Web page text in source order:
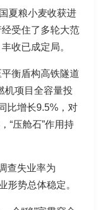
夏粮小麦收获进
受住了多轮大范
收已成定局。
衡盾构高铁隧道
机项目全容量投
比增长9.5%，对
“压舱石”作用持
查失业率为
形势总体稳定。